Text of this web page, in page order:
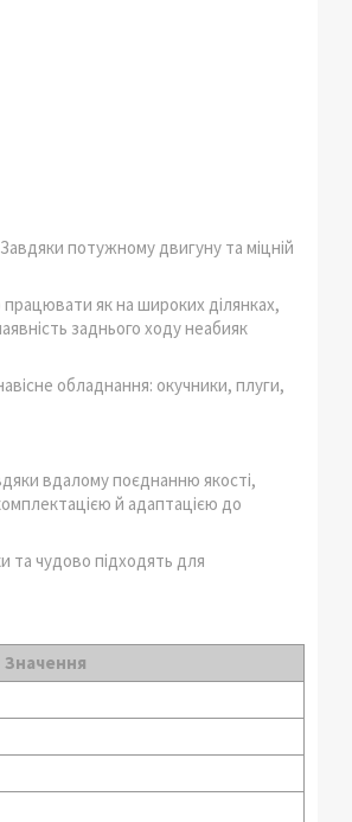
потужному двигуну та міцній
як на широких ділянках,
заднього ходу неабияк
обладнання: окучники, плуги,
вдалому поєднанню якості,
й адаптацією до
та чудово підходять для
Значення